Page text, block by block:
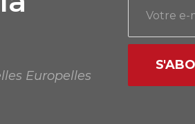
Europelles